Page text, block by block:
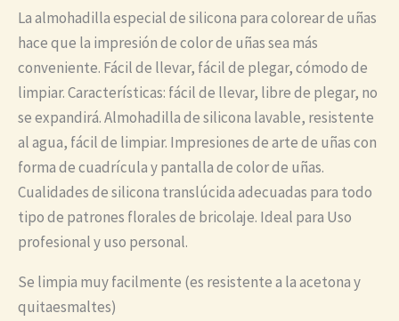
La almohadilla especial de silicona para colorear de uñas
hace que la impresión de color de uñas sea más
conveniente. Fácil de llevar, fácil de plegar, cómodo de
limpiar. Características: fácil de llevar, libre de plegar, no
se expandirá. Almohadilla de silicona lavable, resistente
al agua, fácil de limpiar. Impresiones de arte de uñas con
forma de cuadrícula y pantalla de color de uñas.
Cualidades de silicona translúcida adecuadas para todo
tipo de patrones florales de bricolaje. Ideal para Uso
profesional y uso personal.
Se limpia muy facilmente (es resistente a la acetona y
quitaesmaltes)